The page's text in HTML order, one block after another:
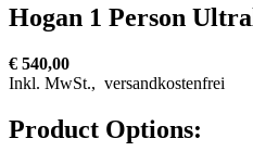
Hogan 1 Person
€ 540,00
Inkl. MwSt., versandkostenfrei
Product Options: